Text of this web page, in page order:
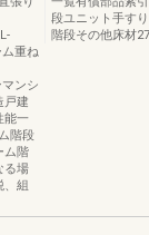
重ね
ンシ
戸建
能一
階段
ム階
る場
、組
段ユニット手す
階段その他床材27